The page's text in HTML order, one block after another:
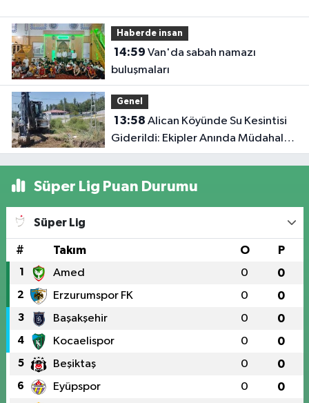
Haberde insan
14:59
buluşmaları
Genel
13:58
Giderildi: Ekipler Anında Müdahale
Etti
Süper Lig Puan Durumu
Süper Lig
# Takım O P
1 Amed 0 0
2 Erzurumspor FK 0 0
3 Başakşehir 0 0
4 Kocaelispor 0 0
5 Beşiktaş 0 0
6 Eyüpspor 0 0